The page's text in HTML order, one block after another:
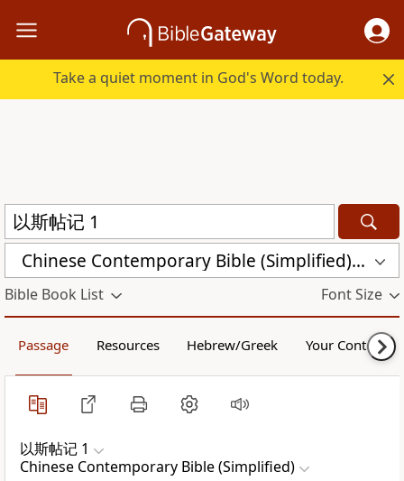
Take a quiet moment in God's Word today.
Chinese Contemporary Bible (Simplified) (CCB)
Bible Book List Font Size
Passage Resources Hebrew/Greek Your Content
以斯帖记 1
Chinese Contemporary Bible (Simplified)